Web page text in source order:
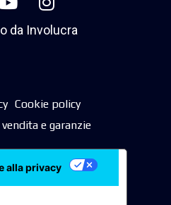
da Involucra
Cookie policy
e garanzie
alla privacy